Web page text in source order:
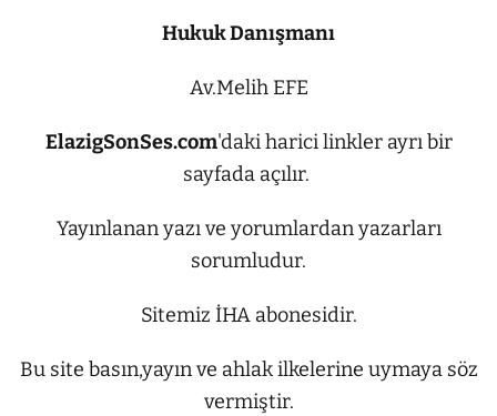
Hukuk Danışmanı
Av.Melih EFE
ElazigSonSes.com'daki harici linkler ayrı bir
sayfada açılır.
Yayınlanan yazı ve yorumlardan yazarları
sorumludur.
Sitemiz İHA abonesidir.
Bu site basın,yayın ve ahlak ilkelerine uymaya söz
vermiştir.